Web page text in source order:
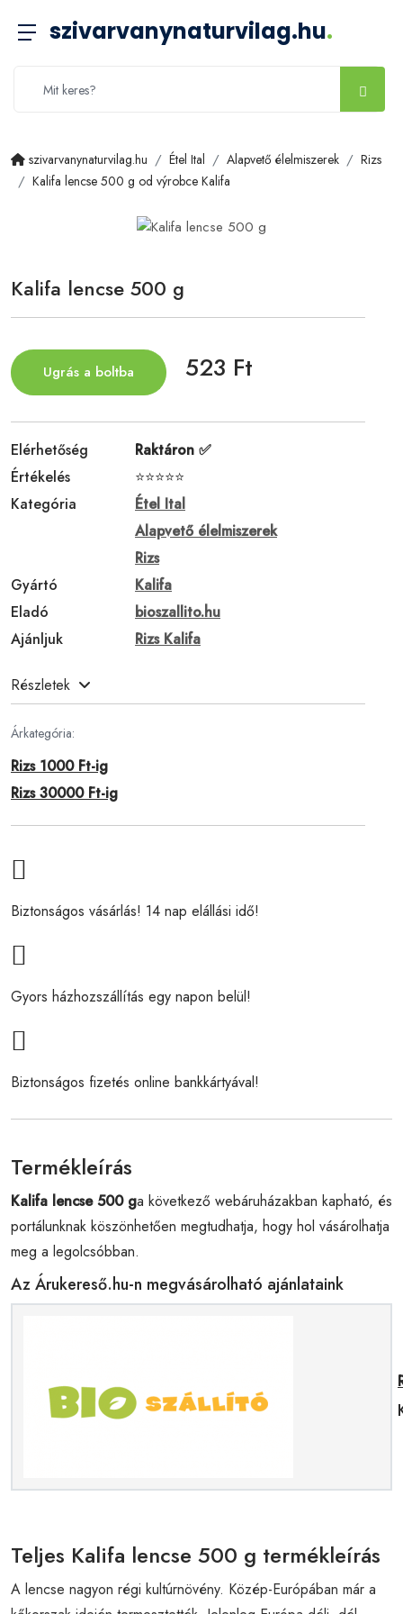
szivarvanynaturvilag.hu.
szivarvanynaturvilag.hu Étel Ital Alapvető élelmiszerek
Rizs
Kalifa lencse 500 g od výrobce Kalifa
Kalifa lencse 500 g
Ugrás a boltba 523 Ft
Elérhetőség
Raktáron ✅
Értékelés
⭐⭐⭐⭐⭐
Kategória
Étel Ital
Alapvető élelmiszerek
Rizs
Gyártó
Kalifa
Eladó
bioszallito.hu
Ajánljuk
Rizs Kalifa
Részletek
Árkategória:
Rizs 1000 Ft-ig
Rizs 30000 Ft-ig
Biztonságos vásárlás! 14 nap elállási idő!
Gyors házhozszállítás egy napon belül!
Biztonságos fizetés online bankkártyával!
Termékleírás
Kalifa lencse 500 ga következő webáruházakban kapható, és
portálunknak köszönhetően megtudhatja, hogy hol vásárolhatja
meg a legolcsóbban.
Az Árukereső.hu-n megvásárolható ajánlataink
Teljes Kalifa lencse 500 g termékleírás
A lencse nagyon régi kultúrnövény. Közép-Európában már a